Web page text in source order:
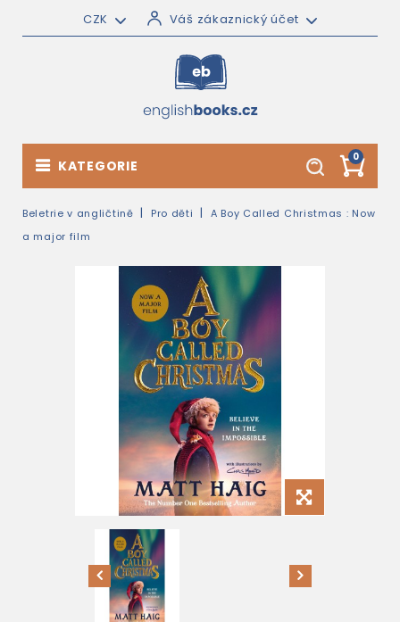
CZK Váš zákaznický účet
0
KATEGORIE
Beletrie v angličtině Pro děti
A Boy Called Christmas : Now
a major film